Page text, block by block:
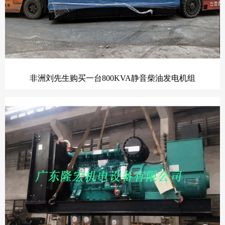
非洲刘先生购买一台800KVA静音柴油发电机组